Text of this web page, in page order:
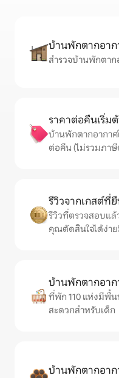
บ้านพักตากอา
สำรวจบ้านพักตาก
ราคาต่อคืนเริ่ม
บ้านพักตากอากาศ
ต่อคืน (ไม่รวมภา
รีวิวจากเกสต์ที่
รีวิวที่ตรวจสอบแล้
คุณตัดสินใจได้ง่า
บ้านพักตากอาก
ที่พัก 110 แห่งมีพื้น
สะดวกสำหรับเด็ก
บ้านพักตากอาก